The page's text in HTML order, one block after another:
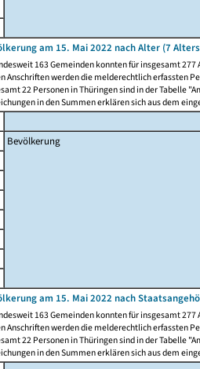
am 15. Mai 2022 nach Alter (7
163 Gemeinden konnten für insgesamt
Anschriften werden die melderechtlich erfassten
22 Personen in Thüringen sind in der Tabelle
in den Summen erklären sich aus dem
Bevölkerung
am 15. Mai 2022 nach
163 Gemeinden konnten für insgesamt
Anschriften werden die melderechtlich erfassten
22 Personen in Thüringen sind in der Tabelle
in den Summen erklären sich aus dem